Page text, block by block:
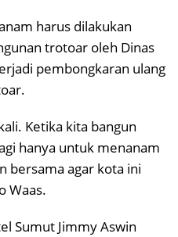
harus dilakukan
trotoar oleh Dinas
pembongkaran ulang
Ketika kita bangun
hanya untuk menanam
bersama agar kota ini
Waas.
Sumut Jimmy Aswin